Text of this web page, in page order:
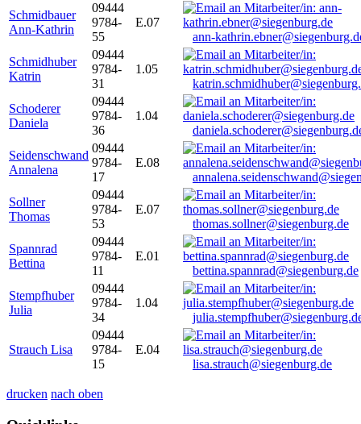
Schmidbauer
Ann-Kathrin
09444
9784-
55
E.07
ann-
Schmidhuber
Katrin
09444
9784-
31
1.05
Schoderer
Daniela
09444
9784-
36
1.04
Seidenschwand
Annalena
09444
9784-
17
E.08
Sollner
Thomas
09444
9784-
53
E.07
thomas.sollner@siegenburg.de
Spannrad
Bettina
09444
9784-
11
E.01
bettina.spannrad@siegenburg.de
Stempfhuber
Julia
09444
9784-
34
1.04
Strauch Lisa
09444
9784-
15
E.04
lisa.strauch@siegenburg.de
drucken nach oben